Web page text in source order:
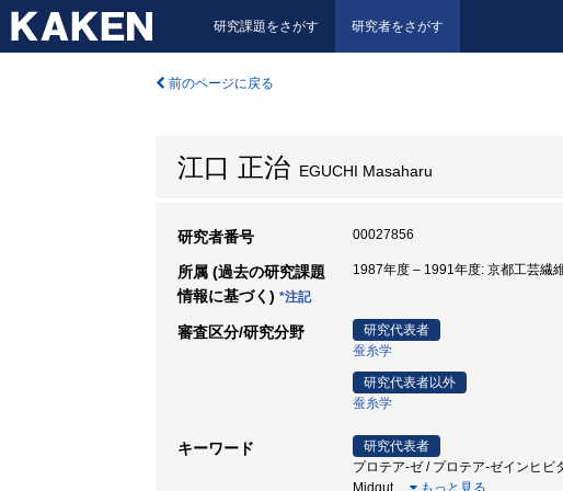
研究課題をさがす 研究者をさがす
前のページに戻る
江口 正治 EGUCHI Masaharu
研究者番号 00027856
所属 (過去の研究課題
情報に基づく) *注記
1987年度 – 1991年度: 京都工芸繊
審査区分/研究分野
研究代表者
蚕糸学
研究代表者以外
蚕糸学
キーワード
研究代表者
プロテア-ゼ / プロテア-ゼインヒ
Midgut
もっと見る